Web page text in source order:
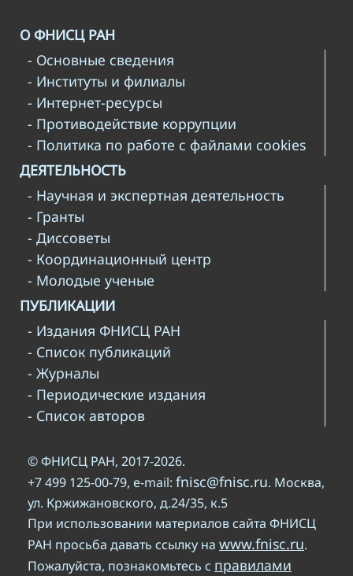
О ФНИСЦ РАН
- Основные сведения
- Институты и филиалы
- Интернет-ресурсы
- Противодействие коррупции
- Политика по работе с файлами cookies
ДЕЯТЕЛЬНОСТЬ
- Научная и экспертная деятельность
- Гранты
- Диссоветы
- Координационный центр
- Молодые ученые
ПУБЛИКАЦИИ
- Издания ФНИСЦ РАН
- Список публикаций
- Журналы
- Периодические издания
- Список авторов
© ФНИСЦ РАН, 2017-2026.
+7 499 125-00-79, e-mail: fnisc@fnisc.ru. Москва,
ул. Кржижановского, д.24/35, к.5
При использовании материалов сайта ФНИСЦ
РАН просьба давать ссылку на www.fnisc.ru.
Пожалуйста, познакомьтесь с правилами